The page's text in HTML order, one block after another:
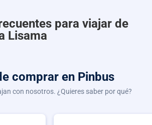
para viajar de
Lisama
comprar en Pinbus
con nosotros. ¿Quieres saber por qué?